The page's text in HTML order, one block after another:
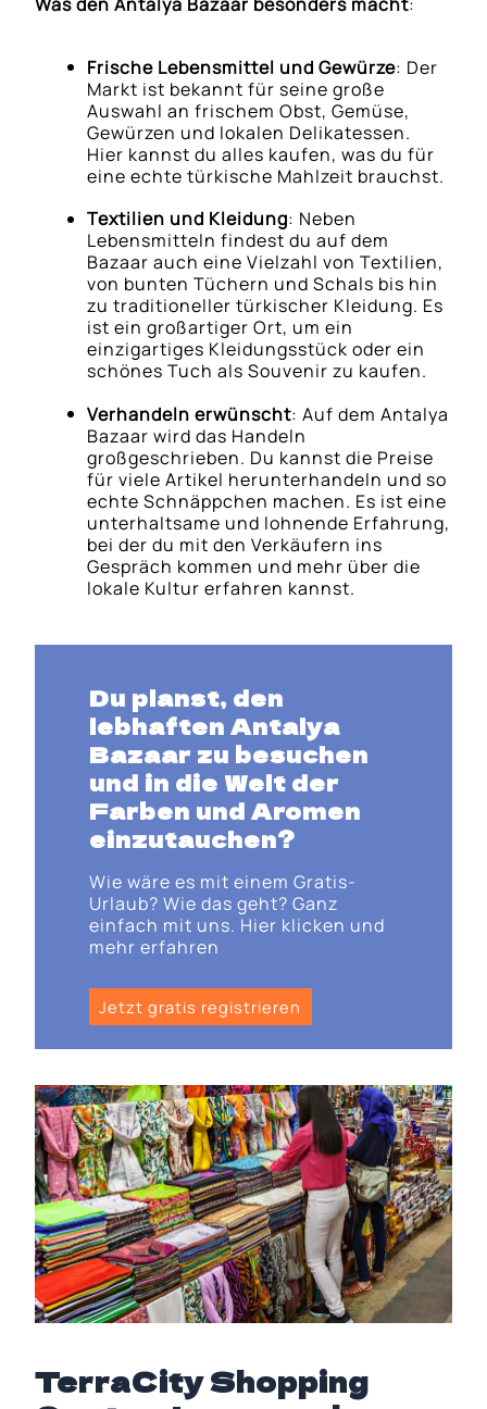
Frische Lebensmittel und Gewürze: Der
Markt ist bekannt für seine große
Auswahl an frischem Obst, Gemüse,
Gewürzen und lokalen Delikatessen.
Hier kannst du alles kaufen, was du für
eine echte türkische Mahlzeit brauchst.
Textilien und Kleidung: Neben
Lebensmitteln findest du auf dem
Bazaar auch eine Vielzahl von Textilien,
von bunten Tüchern und Schals bis hin
zu traditioneller türkischer Kleidung. Es
ist ein großartiger Ort, um ein
einzigartiges Kleidungsstück oder ein
schönes Tuch als Souvenir zu kaufen.
Verhandeln erwünscht: Auf dem Antalya
Bazaar wird das Handeln
großgeschrieben. Du kannst die Preise
für viele Artikel herunterhandeln und so
echte Schnäppchen machen. Es ist eine
unterhaltsame und lohnende Erfahrung,
bei der du mit den Verkäufern ins
Gespräch kommen und mehr über die
lokale Kultur erfahren kannst.
Du planst, den
lebhaften Antalya
Bazaar zu besuchen
und in die Welt der
Farben und Aromen
einzutauchen?
Wie wäre es mit einem Gratis-
Urlaub? Wie das geht? Ganz
einfach mit uns. Hier klicken und
mehr erfahren
Jetzt gratis registrieren
TerraCity Shopping